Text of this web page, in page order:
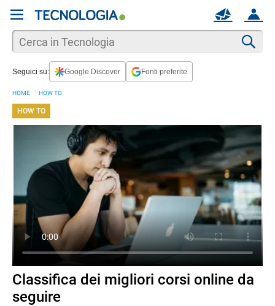
ACCOUNT
MAIL
Seguici su: Google Discover Fonti preferite
HOME HOW TO
HOW TO
Classifica dei migliori corsi online da
seguire